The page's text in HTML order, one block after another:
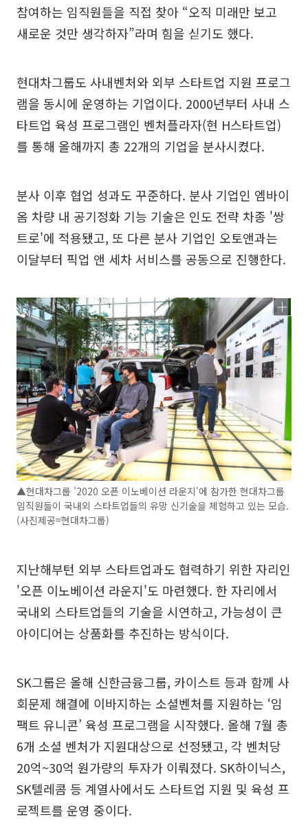
참여하는 임직원들을 직접 찾아 “오직 미래만 보고
새로운 것만 생각하자”라며 힘을 싣기도 했다.
현대차그룹도 사내벤처와 외부 스타트업 지원 프로그
램을 동시에 운영하는 기업이다. 2000년부터 사내 스
타트업 육성 프로그램인 벤처플라자(현 H스타트업)
를 통해 올해까지 총 22개의 기업을 분사시켰다.
분사 이후 협업 성과도 꾸준하다. 분사 기업인 엠바이
옴 차량 내 공기정화 기능 기술은 인도 전략 차종 '쌍
트로'에 적용됐고, 또 다른 분사 기업인 오토앤과는
이달부터 픽업 앤 세차 서비스를 공동으로 진행한다.
▲현대차그룹 '2020 오픈 이노베이션 라운지'에 참가한 현대차그룹
임직원들이 국내외 스타트업들의 유망 신기술을 체험하고 있는 모습.
(사진제공=현대차그룹)
지난해부턴 외부 스타트업과도 협력하기 위한 자리인
'오픈 이노베이션 라운지'도 마련했다. 한 자리에서
국내외 스타트업들의 기술을 시연하고, 가능성이 큰
아이디어는 상품화를 추진하는 방식이다.
SK그룹은 올해 신한금융그룹, 카이스트 등과 함께 사
회문제 해결에 이바지하는 소셜벤처를 지원하는 ‘임
팩트 유니콘’ 육성 프로그램을 시작했다. 올해 7월 총
6개 소셜 벤처가 지원대상으로 선정됐고, 각 벤처당
20억~30억 원가량의 투자가 이뤄졌다. SK하이닉스,
SK텔레콤 등 계열사에서도 스타트업 지원 및 육성 프
로젝트를 운영 중이다.